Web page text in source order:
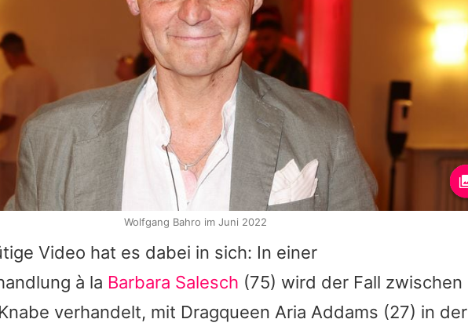
Video hat es dabei in sich: In einer
à la Barbara Salesch (75) wird der Fall zwischen
verhandelt, mit Dragqueen Aria Addams (27) in der
Wolfgang Bahro im Juni 2022